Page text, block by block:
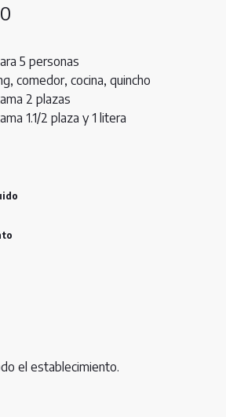
5 personas
comedor, cocina, quincho
2 plazas
1.1/2 plaza y 1 litera
el establecimiento.